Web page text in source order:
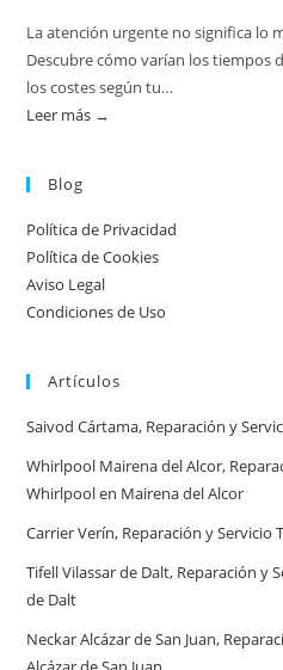
de
calderas:
La atención urgente no significa lo
Descubre cómo varían los tiempos
los costes según tu…
Leer más →
ciudad:
disponibilidad
y
en
Blog
Política de Privacidad
Política de Cookies
Aviso Legal
Condiciones de Uso
Artículos
Saivod Cártama, Reparación y
Whirlpool Mairena del Alcor,
Whirlpool en Mairena del Alcor
Carrier Verín, Reparación y Servicio
Tifell Vilassar de Dalt, Reparación y
de Dalt
Neckar Alcázar de San Juan,